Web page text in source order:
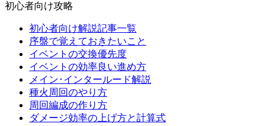
初心者向け攻略
初心者向け解説記事一覧
序盤で覚えておきたいこと
イベントの交換優先度
イベントの効率良い進め方
メイン･インタールード解説
種火周回のやり方
周回編成の作り方
ダメージ効率の上げ方と計算式